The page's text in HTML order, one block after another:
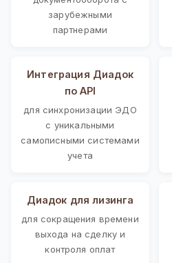
зарубежными
партнерами
Интеграция Диадок
по API
для синхронизации ЭДО
с уникальными
самописными системами
учета
Диадок для лизинга
для сокращения времени
выхода на сделку и
контроля оплат